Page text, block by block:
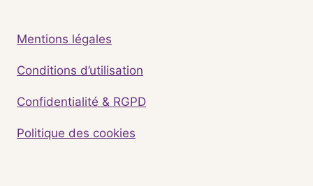
Mentions légales
Conditions d’utilisation
Confidentialité & RGPD
Politique des cookies